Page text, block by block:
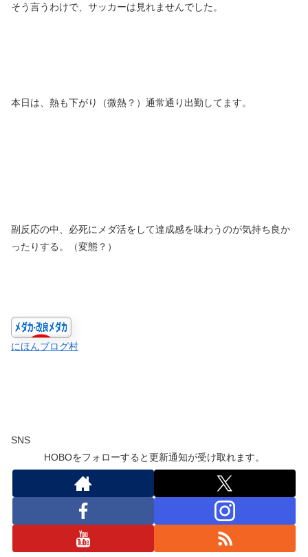
そう言うわけで、サッカーは見れませんでした。
本日は、熱も下がり（微熱？）通常通り出勤してます。
副反応の中、必死にメダ活をして達成感を味わうのが気持ち良か
ったりする。（変態？）
にほんブログ村
SNS
HOBOをフォローすると更新通知が受け取れます。